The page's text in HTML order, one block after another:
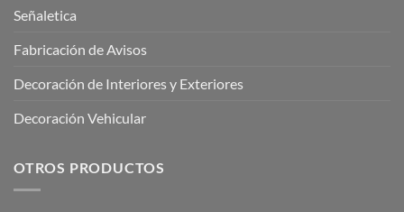
Señaletica
Fabricación de Avisos
Decoración de Interiores y Exteriores
Decoración Vehicular
OTROS PRODUCTOS